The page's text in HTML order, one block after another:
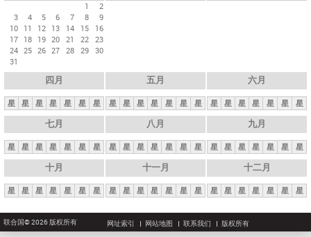
1
2
3
4 5 6 7 8
9
10 11 12 13 14 15
16
17 18 19 20 21 22 23
24 25 26 27 28 29 30
31
四月
星 星 星 星 星 星 星
五月
星 星 星 星 星 星 星
六月
星 星 星 星 星 星 星
七月
星 星 星 星 星 星 星
八月
星 星 星 星 星 星 星
九月
星 星 星 星 星 星 星
十月
星 星 星 星 星 星 星
十一月
星 星 星 星 星 星 星
十二月
星 星 星 星 星 星 星
联合国© 2026 版权所有 网址索引 网站地图 联系我们 版权所有